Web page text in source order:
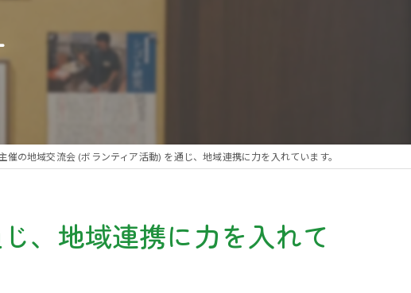
催の地域交流会 (ボランティア活動) を通じ、地域連携に力を入れています。
、地域連携に力を入れて